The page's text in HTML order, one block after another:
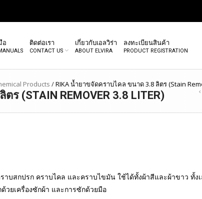
อ ติดต่อเรา
CONTACT US
เกี่ยวกับเอลวิร่า
ABOUT ELVIRA
ลงทะเบียนสินค้า
PRODUCT REGISTRATION
Products /RIKA น้ำยาขจัดคราบไคล ขนาด 3.8 ลิตร (Stain
(STAIN REMOVER 3.8 LITER)
าบสกปรก คราบไคล และคราบไขมัน ใช้ได้ทั้งผ้าสีและผ้าขาว ทั้ง
วยเครื่องซักผ้า และการซักด้วยมือ